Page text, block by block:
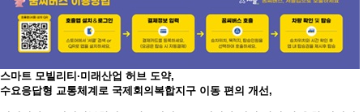
스마트 모빌리티·미래산업 허브 도약,
수요응답형 교통체계로 국제회의복합지구 이동 편의 개선,